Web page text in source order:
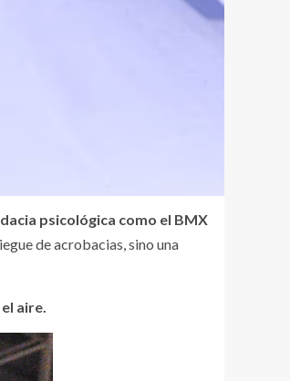
psicológica como el BMX
de acrobacias, sino una
aire.